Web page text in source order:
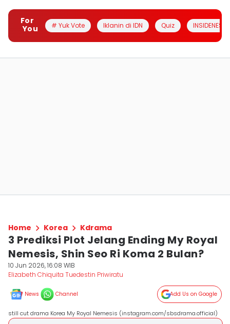
For
You
# Yuk Vote Iklanin di IDN Quiz INSIDENESIA
Home Korea Kdrama
3 Prediksi Plot Jelang Ending My Royal
Nemesis, Shin Seo Ri Koma 2 Bulan?
10 Jun 2026, 16:08 WIB
Elizabeth Chiquita Tuedestin Priwiratu
News Channel Add Us on Google
still cut drama Korea My Royal Nemesis (instagram.com/sbsdrama.official)